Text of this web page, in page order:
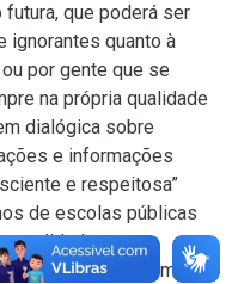
que poderá ser
ignorantes quanto à
por gente que se
na própria qualidade
dialógica sobre
e informações
e respeitosa”
de escolas públicas
na
junto aos mesmos